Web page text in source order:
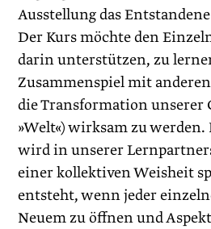
Ausstellung das
Der Kurs möchte den
darin unterstützen, zu
Zusammenspiel mit
die Transformation unserer
»Welt«) wirksam zu
wird in unserer
einer kollektiven Weisheit
entsteht, wenn jeder
Neuem zu öffnen und